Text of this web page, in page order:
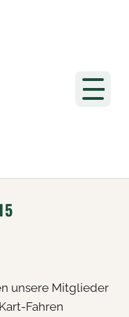
unsere Mitglieder
Fahren